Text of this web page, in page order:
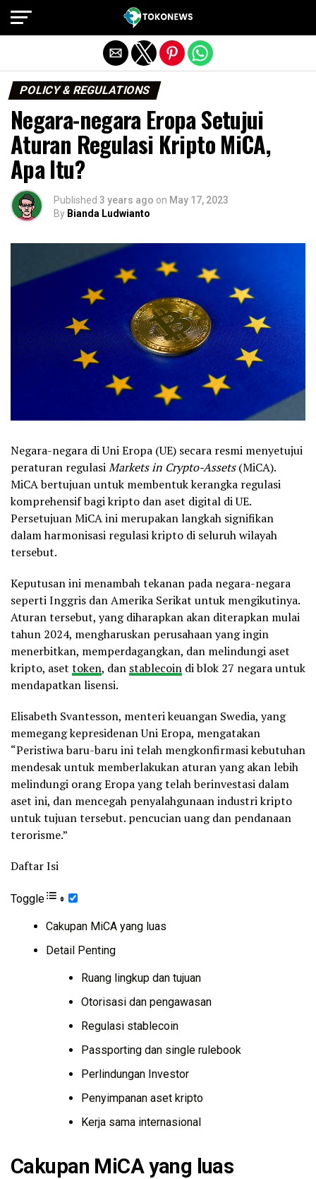
POLICY & REGULATIONS
Negara-negara Eropa Setujui
Aturan Regulasi Kripto MiCA,
Apa Itu?
Published 3 years ago on May 17, 2023
By Bianda Ludwianto
Negara-negara di Uni Eropa (UE) secara resmi menyetujui
peraturan regulasiMarkets in Crypto-Assets(MiCA).
MiCA bertujuan untuk membentuk kerangka regulasi
komprehensif bagi kripto dan aset digital di UE.
Persetujuan MiCA ini merupakan langkah signifikan
dalam harmonisasi regulasi kripto di seluruh wilayah
tersebut.
Keputusan ini menambah tekanan pada negara-negara
seperti Inggris dan Amerika Serikat untuk mengikutinya.
Aturan tersebut, yang diharapkan akan diterapkan mulai
tahun 2024, mengharuskan perusahaan yang ingin
menerbitkan, memperdagangkan, dan melindungi aset
kripto, aset token, dan stablecoin di blok 27 negara untuk
mendapatkan lisensi.
Elisabeth Svantesson, menteri keuangan Swedia, yang
memegang kepresidenan Uni Eropa, mengatakan
“Peristiwa baru-baru ini telah mengkonfirmasi kebutuhan
mendesak untuk memberlakukan aturan yang akan lebih
melindungi orang Eropa yang telah berinvestasi dalam
aset ini, dan mencegah penyalahgunaan industri kripto
untuk tujuan tersebut. pencucian uang dan pendanaan
terorisme.”
Daftar Isi
Toggle
Cakupan MiCA yang luas
Detail Penting
Ruang lingkup dan tujuan
Otorisasi dan pengawasan
Regulasi stablecoin
Passporting dan single rulebook
Perlindungan Investor
Penyimpanan aset kripto
Kerja sama internasional
Cakupan MiCA yang luas
Exit mobile version